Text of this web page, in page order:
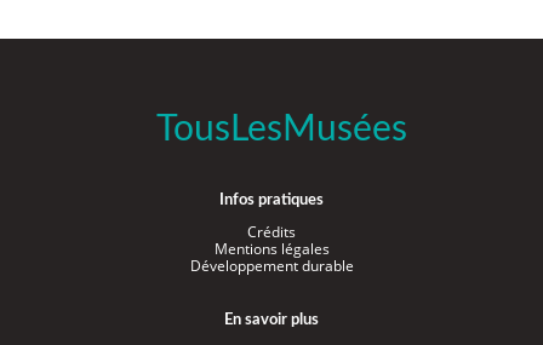
TousLesMusées
Infos pratiques
Crédits
Mentions légales
Développement durable
En savoir plus